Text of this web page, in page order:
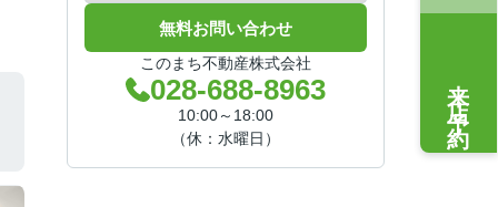
無料お問い合わせ
このまち不動産株式会社
028-688-8963
10:00～18:00
（休：水曜日）
来店予約